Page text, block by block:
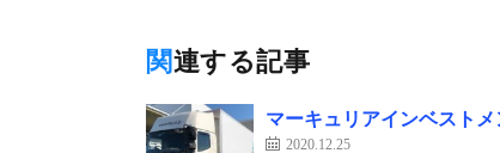
関連する記事
マーキュリアインベスト
2020.12.25